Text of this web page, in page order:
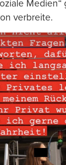
Medien“
verbreite.